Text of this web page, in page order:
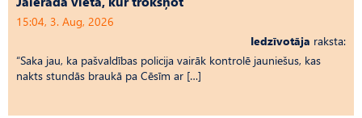
15:04, 3. Aug, 2026
Iedzīvotāja raksta:
“Saka jau, ka pašvaldības policija vairāk kontrolē jauniešus, kas
nakts stundās braukā pa Cēsīm ar […]